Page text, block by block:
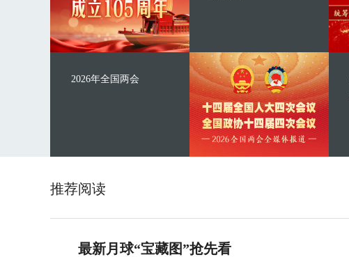
2026年全国两会
推荐阅读
最新月球“宝藏图”抢先看